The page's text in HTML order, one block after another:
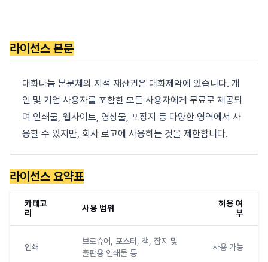
라이선스 본문
대화나눔 본문체의 지적 재산권은 대화제약에 있습니다. 개
인 및 기업 사용자를 포함한 모든 사용자에게 무료로 제공되
며 인쇄물, 웹사이트, 영상물, 포장지 등 다양한 영역에서 사
용할 수 있지만, 회사 로고에 사용하는 것을 제한합니다.
라이선스 요약표
카테고
리
사용 범위
허용 여
부
인쇄
브로슈어, 포스터, 책, 잡지 및
출판용 인쇄물 등
사용 가능